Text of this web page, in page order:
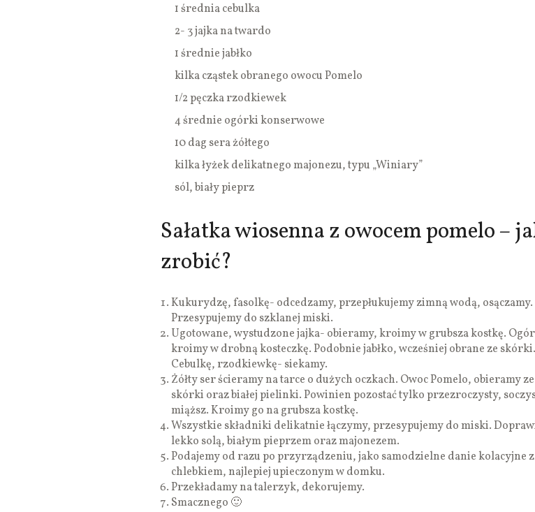
1 średnia cebulka
2- 3 jajka na twardo
1 średnie jabłko
kilka cząstek obranego owocu Pomelo
1/2 pęczka rzodkiewek
4 średnie ogórki konserwowe
10 dag sera żółtego
kilka łyżek delikatnego majonezu, typu „Winiary”
sól, biały pieprz
Sałatka wiosenna z owocem pomelo –
zrobić?
Kukurydzę, fasolkę- odcedzamy, przepłukujemy zimną wodą, osączamy.
Przesypujemy do szklanej miski.
Ugotowane, wystudzone jajka- obieramy, kroimy w grubsza kostkę.
kroimy w drobną kosteczkę. Podobnie jabłko, wcześniej obrane ze skórki.
Cebulkę, rzodkiewkę- siekamy.
Żółty ser ścieramy na tarce o dużych oczkach. Owoc Pomelo, obieramy ze
skórki oraz białej pielinki. Powinien pozostać tylko przezroczysty,
miąższ. Kroimy go na grubsza kostkę.
Wszystkie składniki delikatnie łączymy, przesypujemy do miski.
lekko solą, białym pieprzem oraz majonezem.
Podajemy od razu po przyrządzeniu, jako samodzielne danie kolacyjne z
chlebkiem, najlepiej upieczonym w domku.
Przekładamy na talerzyk, dekorujemy.
Smacznego 🙂